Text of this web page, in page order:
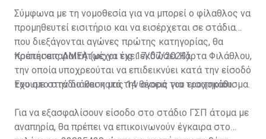
Σύμφωνα με τη νομοθεσία για να μπορεί ο φίλαθλος να
προμηθευτεί εισιτήριο και να εισέρχεται σε στάδια
που διεξάγονται αγώνες πρώτης κατηγορίας, θα
πρέπει απαραιτήτως να έχει εκδώσει Κάρτα Φιλάθλου,
την οποία υποχρεούται να επιδεικνύει κατά την είσοδό
του στο στάδιο και κατά την αγορά του εισιτηρίου.
Κρατήσεις ΑΜΕΑ (μέχρι τις 17/07/2023)
Έχουμε στην διάθεση μας 14 θέσεις για τροχοκάθισμα.
Για να εξασφαλίσουν είσοδο στο στάδιο ΓΣΠ άτομα με
αναπηρία, θα πρέπει να επικοινωνούν έγκαιρα στο